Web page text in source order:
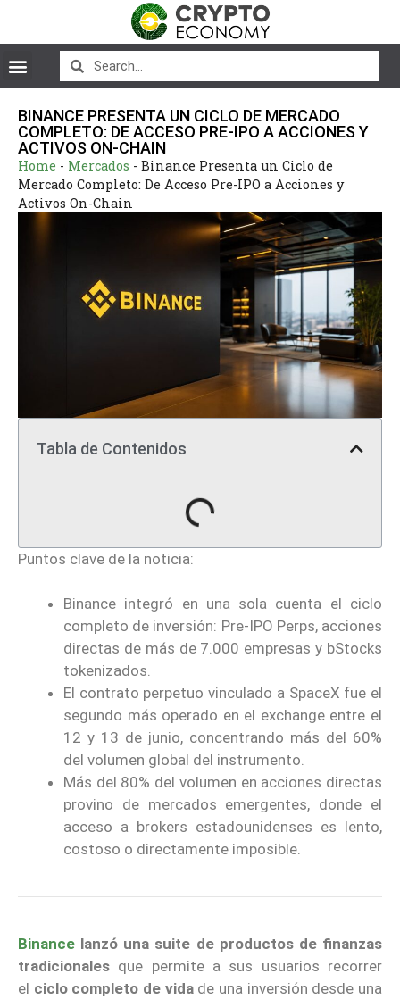
BINANCE PRESENTA UN CICLO DE MERCADO
COMPLETO: DE ACCESO PRE-IPO A ACCIONES Y
ACTIVOS ON-CHAIN
Home - Mercados - Binance Presenta un Ciclo de
Mercado Completo: De Acceso Pre-IPO a Acciones y
Activos On-Chain
Tabla de Contenidos
Puntos clave de la noticia:
Binance integró en una sola cuenta el ciclo
completo de inversión: Pre-IPO Perps, acciones
directas de más de 7.000 empresas y bStocks
tokenizados.
El contrato perpetuo vinculado a SpaceX fue el
segundo más operado en el exchange entre el
12 y 13 de junio, concentrando más del 60%
del volumen global del instrumento.
Más del 80% del volumen en acciones directas
provino de mercados emergentes, donde el
acceso a brokers estadounidenses es lento,
costoso o directamente imposible.
Binance lanzó una suite de productos de finanzas
tradicionales que permite a sus usuarios recorrer
el ciclo completo de vidade una inversión desde una